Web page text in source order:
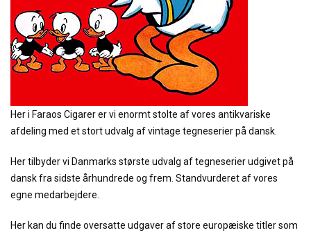
Her i Faraos Cigarer er vi enormt stolte af vores antikvariske
afdeling med et stort udvalg af vintage tegneserier på dansk.
Her tilbyder vi Danmarks største udvalg af tegneserier udgivet på
dansk fra sidste århundrede og frem. Standvurderet af vores
egne medarbejdere.
Her kan du finde oversatte udgaver af store europæiske titler som